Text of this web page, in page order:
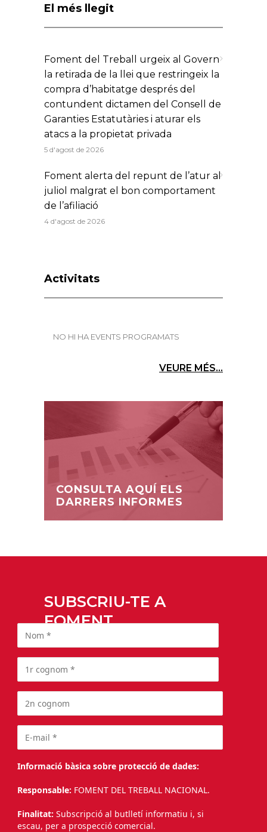
El més llegit
Foment del Treball urgeix al Govern
la retirada de la llei que restringeix la
compra d’habitatge després del
contundent dictamen del Consell de
Garanties Estatutàries i aturar els
atacs a la propietat privada
5 d'agost de 2026
Foment alerta del repunt de l’atur al
juliol malgrat el bon comportament
de l’afiliació
4 d'agost de 2026
Activitats
NO HI HA EVENTS PROGRAMATS
VEURE MÉS...
CONSULTA AQUÍ ELS
DARRERS INFORMES
SUBSCRIU-TE A
FOMENT
Informació bàsica sobre protecció de dades:
Responsable: FOMENT DEL TREBALL NACIONAL.
Finalitat: Subscripció al butlletí informatiu i, si
escau, per a prospecció comercial.